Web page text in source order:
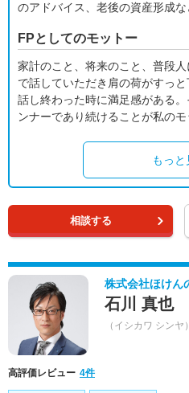
のアドバイス、老後の資産形成な
FPとしてのモットー
家計のこと、将来のこと、普段
で話していただき肩の荷がすっと
話し終わった時に満足感がある
ンナーであり続けることが私のモ
もっと
相談する
株式会社ほけん
石川 真也
（イシカワ シンヤ）
高評価レビュー 4件